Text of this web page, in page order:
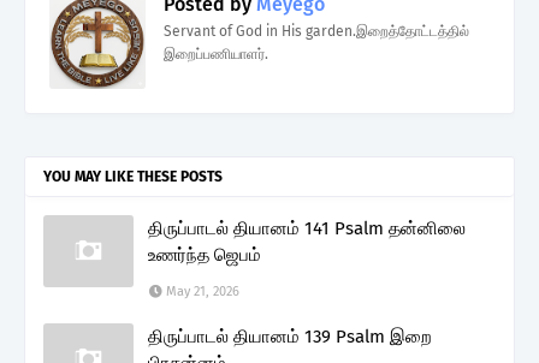
Servant of God in His garden.இறைத்தோட்டத்தில்
இறைப்பணியாளர்.
YOU MAY LIKE THESE POSTS
திருப்பாடல் தியானம் 141 Psalm தன்னிலை
உணர்ந்த ஜெபம்
May 21, 2026
திருப்பாடல் தியானம் 139 Psalm இறை